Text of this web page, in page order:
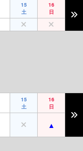
15
土
16
日
15
土
16
日